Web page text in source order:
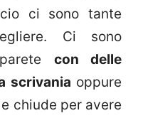
ci sono tante
Ci sono
con delle
scrivania oppure
chiude per avere